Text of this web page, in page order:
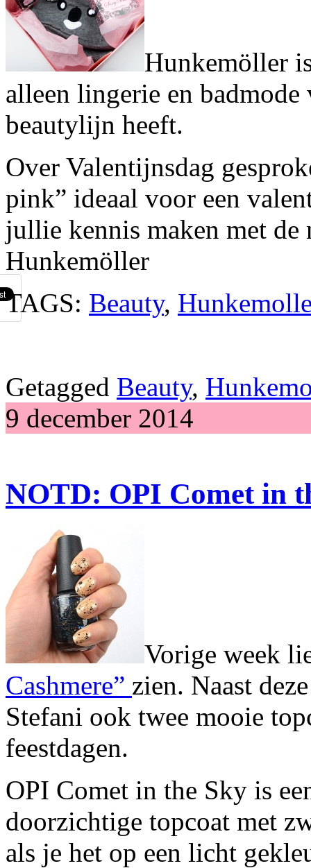
Hunkemöller
alleen lingerie en
beautylijn heeft.
Over Valentijnsdag
pink” ideaal voor een
jullie kennis maken met de
Hunkemöller
TAGS: Beauty,
Getagged Beauty,
9 december 2014
NOTD: OPI Comet in
Vorige week
Cashmere” zien. Naast
Stefani ook twee mooie
feestdagen.
OPI Comet in the Sky is
doorzichtige topcoat met
als je het op een licht